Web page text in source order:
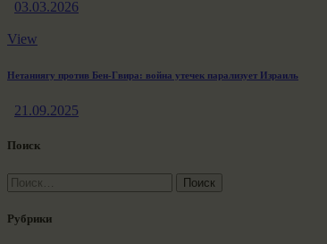
03.03.2026
View
Нетаниягу против Бен-Гвира: война утечек парализует Израиль
21.09.2025
Поиск
Найти:
Рубрики